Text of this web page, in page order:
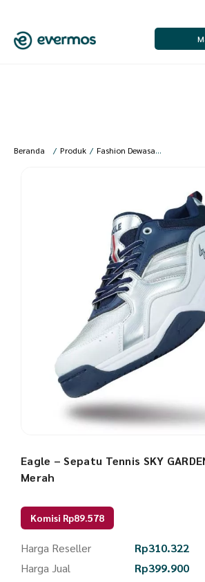
Beranda / Produk / Fashion Dewasa /
Eagle – Sepatu Tennis SKY
Merah
Komisi Rp89.578
Harga Reseller Rp310.322
Harga Jual
Rp399.900